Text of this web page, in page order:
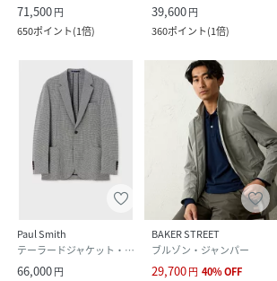
71,500円
650ポイント(1倍)
39,600円
360ポイント(1倍)
Paul Smith
テーラードジャケット・ブレザー
66,000円
BAKER STREET
ブルゾン・ジャンパー
29,700円 40%OFF